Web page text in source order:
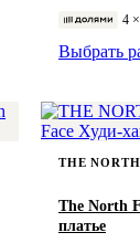
4 ×
Выбрать
THE
The North
платье